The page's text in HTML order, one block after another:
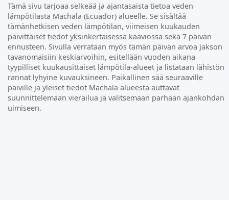
Tämä sivu tarjoaa selkeää ja ajantasaista tietoa veden
lämpötilasta Machala (Ecuador) alueelle. Se sisältää
tämänhetkisen veden lämpötilan, viimeisen kuukauden
päivittäiset tiedot yksinkertaisessa kaaviossa sekä 7 päivän
ennusteen. Sivulla verrataan myös tämän päivän arvoa jakson
tavanomaisiin keskiarvoihin, esitellään vuoden aikana
tyypilliset kuukausittaiset lämpötila-alueet ja listataan lähistön
rannat lyhyine kuvauksineen. Paikallinen sää seuraaville
päiville ja yleiset tiedot Machala alueesta auttavat
suunnittelemaan vierailua ja valitsemaan parhaan ajankohdan
uimiseen.